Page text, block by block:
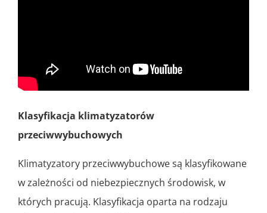
Klasyfikacja klimatyzatorów
przeciwwybuchowych
Klimatyzatory przeciwwybuchowe są klasyfikowane
w zależności od niebezpiecznych środowisk, w
których pracują. Klasyfikacja oparta na rodzaju